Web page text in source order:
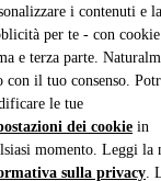
i contenuti e la
per te - con
e terza parte.
con il tuo consenso.
le tue
dei cookie in
momento. Leggi la
sulla privacy.
| Win 11 Pro